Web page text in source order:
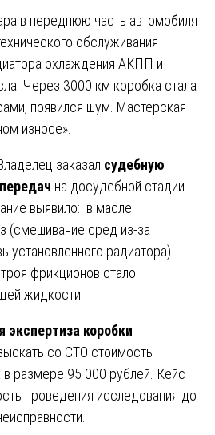
в переднюю часть автомобиля
обслуживания
охлаждения АКПП и
Через 3000 км коробка стала
появился шум. Мастерская
износе».
заказал судебную
на досудебной стадии.
выявило: в масле
(смешивание сред из-за
установленного радиатора).
фрикционов стало
жидкости.
экспертиза коробки
со СТО стоимость
в размере 95 000 рублей. Кейс
проведения исследования до